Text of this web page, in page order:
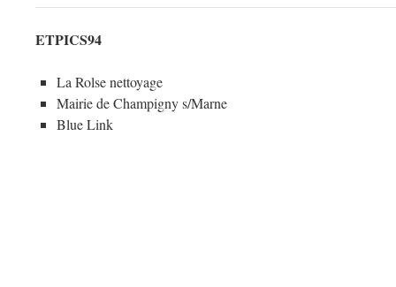
ETPICS94
La Rolse nettoyage
Mairie de Champigny s/Marne
Blue Link